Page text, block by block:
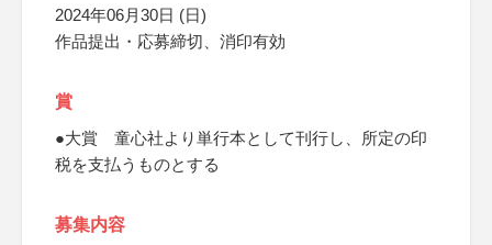
2024年06月30日 (日)
作品提出・応募締切、消印有効
賞
●大賞 童心社より単行本として刊行し、所定の印
税を支払うものとする
募集内容